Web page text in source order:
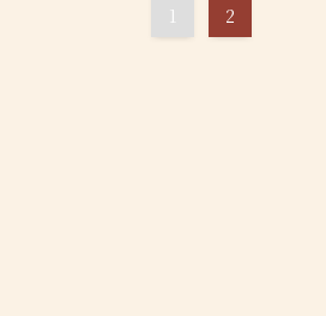
1 2